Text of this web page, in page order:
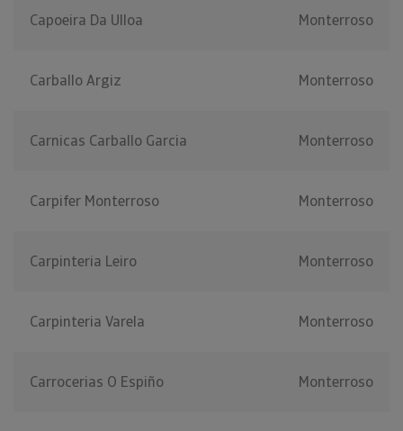
Capoeira Da Ulloa Monterroso
Carballo Argiz Monterroso
Carnicas Carballo Garcia Monterroso
Carpifer Monterroso Monterroso
Carpinteria Leiro Monterroso
Carpinteria Varela Monterroso
Carrocerias O Espiño Monterroso